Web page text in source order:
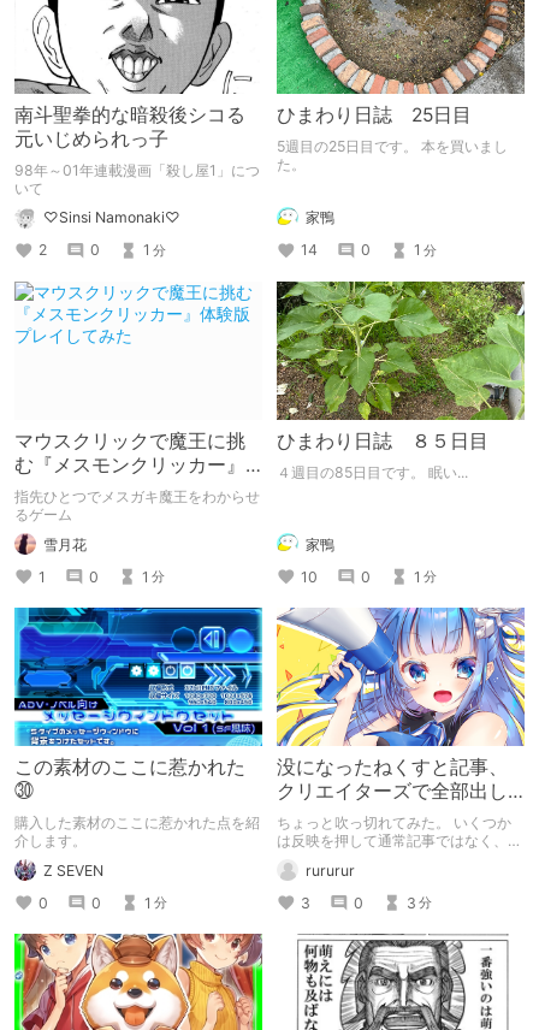
南斗聖拳的な暗殺後シコる
元いじめられっ子
98年～01年連載漫画「殺し屋1」につ
いて
♡Sinsi Namonaki♡
2
0 1 分
ひまわり日誌 25日目
5週目の25日目です。 本を買いまし
た。
家鴨
14
0 1 分
マウスクリックで魔王に挑
む『メスモンクリッカー』
体験版プレイしてみた
指先ひとつでメスガキ魔王をわからせ
るゲーム
雪月花
1
0 1 分
ひまわり日誌 ８５日目
４週目の85日目です。 眠い...
家鴨
10
0 1 分
この素材のここに惹かれた
㉚
購入した素材のここに惹かれた点を紹
介します。
Z SEVEN
0
0 1 分
没になったねくすと記事、
クリエイターズで全部出し
てみます。
ちょっと吹っ切れてみた。 いくつか
は反映を押して通常記事ではなく、ク
リエイター記事として出してみようか
なと。rururur
3
0 3 分